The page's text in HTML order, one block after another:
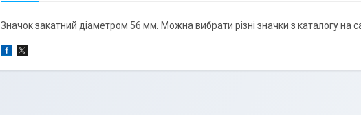
Значок закатний діаметром 56 мм. Можна вибрати різні значки з каталогу на